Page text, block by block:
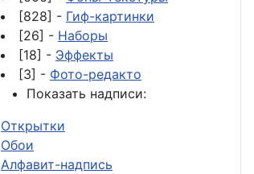
[828] - Гиф-картинки
[26] - Наборы
[18] - Эффекты
[3] - Фото-редакто
Показать надписи:
Открытки
Обои
Алфавит-надпись